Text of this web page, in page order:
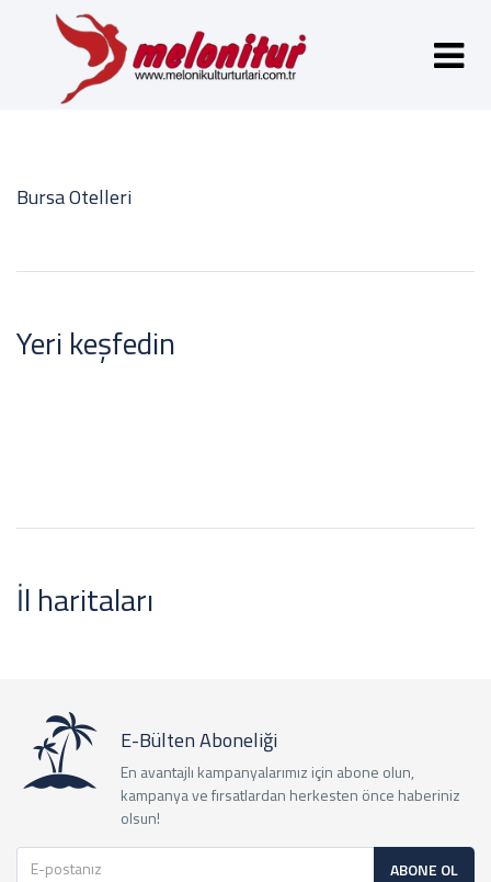
Bursa Otelleri
Yeri keşfedin
İl haritaları
E-Bülten Aboneliği
En avantajlı kampanyalarımız için abone olun,
kampanya ve fırsatlardan herkesten önce haberiniz
olsun!
ABONE OL